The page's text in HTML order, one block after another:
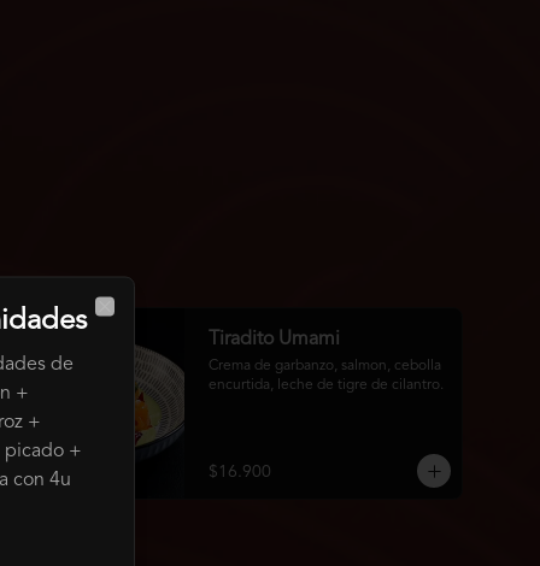
Tiradito Umami
Crema de garbanzo, salmon, cebolla
encurtida, leche de tigre de cilantro.
$16.900
de
+
+
+
con 4u